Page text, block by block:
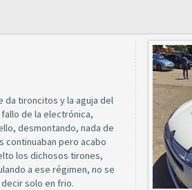
da tironcitos y la aguja del
de la electrónica,
desmontando, nada de
continuaban pero acabo
los dichosos tirones,
a ese régimen, no se
solo en frio.